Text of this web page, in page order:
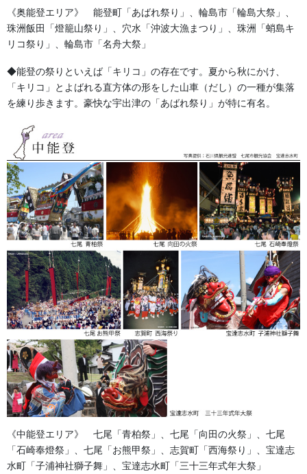
森景ヤフーショッピング店でも日本手拭いを販売しております！
金沢・祭りの森佐
お祭り衣装・お祭り用品のご相談は金沢・森佐へお気軽にお問
い合わせください。
伝統行事、お祭りで地域に笑顔を！！
076-237-8888
営業時間 10:00-18:00 〒920-0061金沢市問屋町2丁目85
(FAX076-237-7150)
《奥能登エリア》 能登町「あばれ祭り」、輪島市「輪島大祭」、
珠洲飯田「燈籠山祭り」、穴水「沖波大漁まつり」、珠洲「蛸島キ
リコ祭り」、輪島市「名舟大祭」
◆能登の祭りといえば「キリコ」の存在です。夏から秋にかけ、
「キリコ」とよばれる直方体の形をした山車（だし）の一種が集落
を練り歩きます。豪快な宇出津の「あばれ祭り」が特に有名。
《中能登エリア》 七尾「青柏祭」、七尾「向田の火祭」、七尾
「石崎奉燈祭」、七尾「お熊甲祭」、志賀町「西海祭り」、宝達志
水町「子浦神社獅子舞」、宝達志水町「三十三年式年大祭」